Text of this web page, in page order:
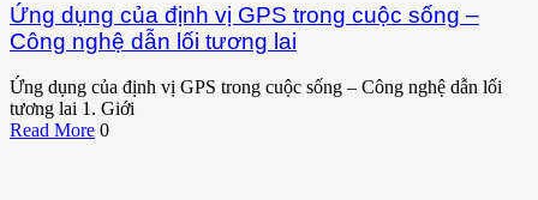
Ứng dụng của định vị GPS trong cuộc sống –
Công nghệ dẫn lối tương lai
Ứng dụng của định vị GPS trong cuộc sống – Công nghệ dẫn lối
tương lai 1. Giới
Read More 0